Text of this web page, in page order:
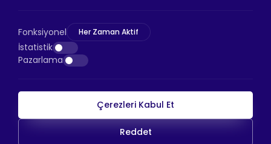
Bayrampaşa Mağaza:Kocatepe Mah. 50. Yıl
Cad. No: 69/A Bayrampaşa /İstanbul
Telefon:+90 530 044 64 87
HTS Ödeme
Fonksiyonel Her Zaman Aktif
İstatistik
Pazarlama
Çerezleri Kabul Et
Reddet